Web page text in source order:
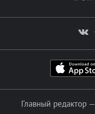
Главный редактор